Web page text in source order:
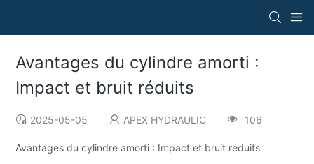
Avantages du cylindre amorti :
Impact et bruit réduits
2025-05-05 APEX HYDRAULIC 106
Avantages du cylindre amorti : Impact et bruit réduits